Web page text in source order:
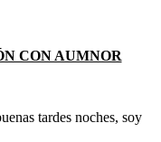
CON AUMNOR
tardes noches, soy